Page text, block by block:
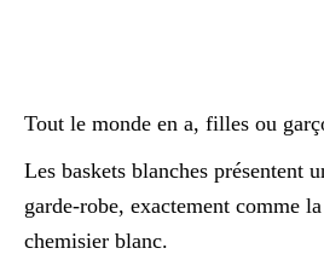
Tout le monde en a, filles ou
Les baskets blanches présentent
garde-robe, exactement comme
chemisier blanc.